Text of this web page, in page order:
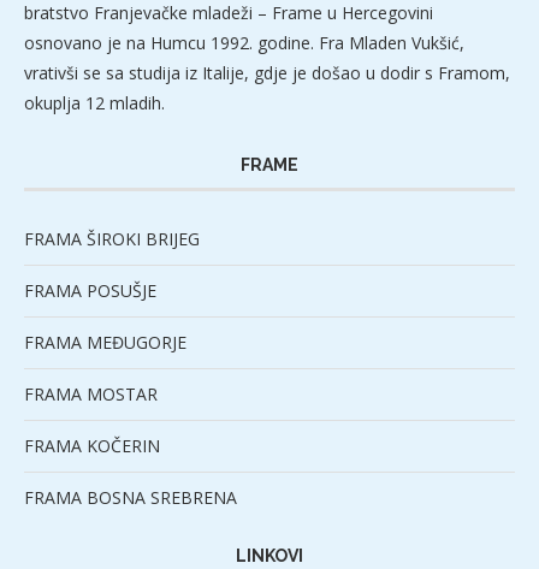
bratstvo Franjevačke mladeži – Frame u Hercegovini
osnovano je na Humcu 1992. godine. Fra Mladen Vukšić,
vrativši se sa studija iz Italije, gdje je došao u dodir s Framom,
okuplja 12 mladih.
FRAME
FRAMA ŠIROKI BRIJEG
FRAMA POSUŠJE
FRAMA MEĐUGORJE
FRAMA MOSTAR
FRAMA KOČERIN
FRAMA BOSNA SREBRENA
LINKOVI